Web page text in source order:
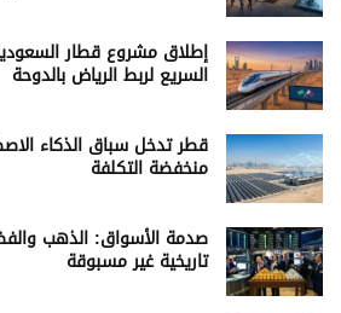
إطلاق مشروع قطار
السريع لربط الرياض بالدوحة
قطر تدخل سباق الذكاء
منخفضة التكلفة
صدمة الأسواق: الذهب
تاريخية غير مسبوقة